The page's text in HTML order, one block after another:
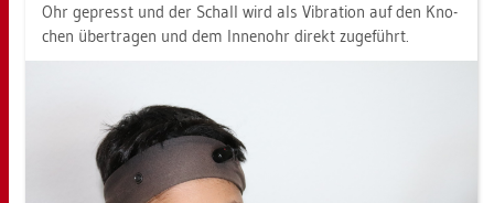
Ohr ge­presst und der Schall wird als Vi­bra­ti­on auf den Kno­
chen über­tra­gen und dem In­nen­ohr di­rekt zu­ge­führt.